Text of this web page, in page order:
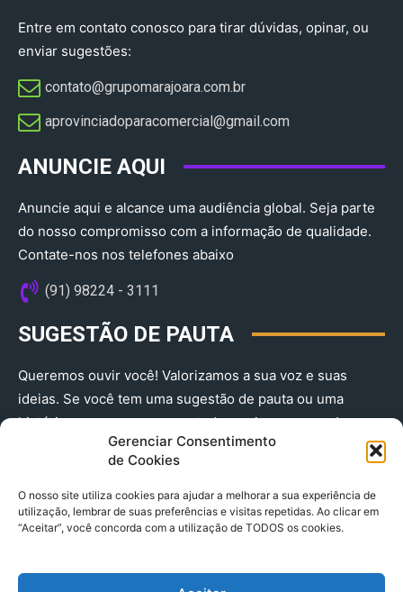
Gerenciar Consentimento
de Cookies
O nosso site utiliza cookies para ajudar a melhorar a sua experiência de
utilização, lembrar de suas preferências e visitas repetidas. Ao clicar em
“Aceitar”, você concorda com a utilização de TODOS os cookies.
Entre em contato conosco para tirar dúvidas, opinar, ou
enviar sugestões:
contato@grupomarajoara.com.br
aprovinciadoparacomercial@gmail.com​
ANUNCIE AQUI
Anuncie aqui e alcance uma audiência global. Seja parte
do nosso compromisso com a informação de qualidade.
Contate-nos nos telefones abaixo
(91) 98224 - 3111
SUGESTÃO DE PAUTA
Queremos ouvir você! Valorizamos a sua voz e suas
ideias. Se você tem uma sugestão de pauta ou uma
história que merece ser contada, envie-nos agora!
(91) 98224 - 3111